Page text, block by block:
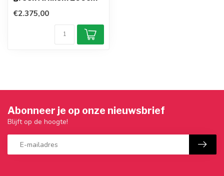
€2.375,00
Abonneer je op onze nieuwsbrief
Blijft op de hoogte!